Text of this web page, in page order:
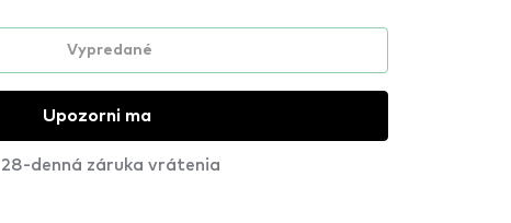
Vypredané
Upozorni ma
28-denná záruka vrátenia